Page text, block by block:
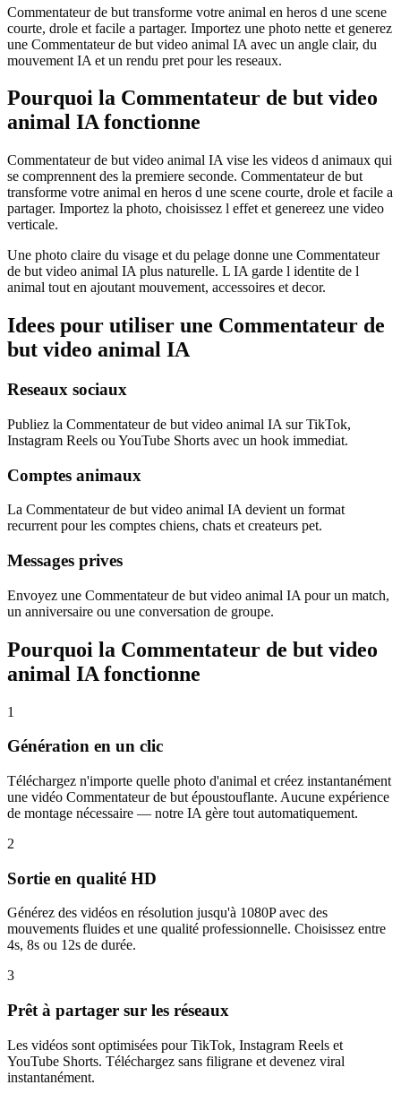
Commentateur de but transforme votre animal en heros d une scene
courte, drole et facile a partager. Importez une photo nette et generez
une Commentateur de but video animal IA avec un angle clair, du
mouvement IA et un rendu pret pour les reseaux.
Pourquoi la Commentateur de but video
animal IA fonctionne
Commentateur de but video animal IA vise les videos d animaux qui
se comprennent des la premiere seconde. Commentateur de but
transforme votre animal en heros d une scene courte, drole et facile a
partager. Importez la photo, choisissez l effet et genereez une video
verticale.
Une photo claire du visage et du pelage donne une Commentateur
de but video animal IA plus naturelle. L IA garde l identite de l
animal tout en ajoutant mouvement, accessoires et decor.
Idees pour utiliser une Commentateur de
but video animal IA
Reseaux sociaux
Publiez la Commentateur de but video animal IA sur TikTok,
Instagram Reels ou YouTube Shorts avec un hook immediat.
Comptes animaux
La Commentateur de but video animal IA devient un format
recurrent pour les comptes chiens, chats et createurs pet.
Messages prives
Envoyez une Commentateur de but video animal IA pour un match,
un anniversaire ou une conversation de groupe.
Pourquoi la Commentateur de but video
animal IA fonctionne
1
Génération en un clic
Téléchargez n'importe quelle photo d'animal et créez instantanément
une vidéo Commentateur de but époustouflante. Aucune expérience
de montage nécessaire — notre IA gère tout automatiquement.
2
Sortie en qualité HD
Générez des vidéos en résolution jusqu'à 1080P avec des
mouvements fluides et une qualité professionnelle. Choisissez entre
4s, 8s ou 12s de durée.
3
Prêt à partager sur les réseaux
Les vidéos sont optimisées pour TikTok, Instagram Reels et
YouTube Shorts. Téléchargez sans filigrane et devenez viral
instantanément.